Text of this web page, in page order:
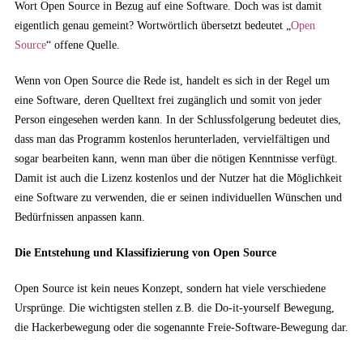
Wort Open Source in Bezug auf eine Software. Doch was ist damit
eigentlich genau gemeint? Wortwörtlich übersetzt bedeutet „Open
Source“ offene Quelle.
Wenn von Open Source die Rede ist, handelt es sich in der Regel um
eine Software, deren Quelltext frei zugänglich und somit von jeder
Person eingesehen werden kann. In der Schlussfolgerung bedeutet dies,
dass man das Programm kostenlos herunterladen, vervielfältigen und
sogar bearbeiten kann, wenn man über die nötigen Kenntnisse verfügt.
Damit ist auch die Lizenz kostenlos und der Nutzer hat die Möglichkeit
eine Software zu verwenden, die er seinen individuellen Wünschen und
Bedürfnissen anpassen kann.
Die Entstehung und Klassifizierung von Open Source
Open Source ist kein neues Konzept, sondern hat viele verschiedene
Ursprünge. Die wichtigsten stellen z.B. die Do-it-yourself Bewegung,
die Hackerbewegung oder die sogenannte Freie-Software-Bewegung dar.